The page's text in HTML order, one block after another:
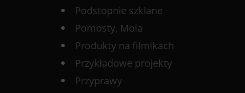
Podstopnie szklane
Pomosty, Mola
Produkty na filmikach
Przykładowe projekty
Przyprawy